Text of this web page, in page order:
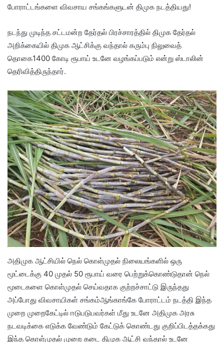
போராட்டங்களை விவசாய சங்கங்களுடன் திமுக நடத்தியது!
நடந்து முடிந்த சட்டமன்ற தேர்தல் பிரச்சாரத்தில் திமுக தேர்தல்
அறிக்கையில் திமுக ஆட்சிக்கு வந்தால் கரும்பு நிலுவைத்
தொகை1400 கோடி ரூபாய் உடனே வழங்கப்படும் என்று ஸ்டாலின்
தெரிவித்திருந்தார்.
அதிமுக ஆட்சியில் நெல் கொள்முதல் நிலையங்களில் ஒரு
மூட்டைக்கு 40 முதல் 50 ரூபாய் வரை பெற்றுக்கொண்டுதான் நெல்
மூடைகளை கொள்முதல் செய்வதாக குற்றச்சாட்டு இருந்தது
அப்போது விவசாயிகள் சங்கம்ஆங்காங்கே போராட்டம் நடத்தி இந்த
முறை முறைகேட்டில் ஈடுபடுபவர்கள் மீது உடனே அதிமுக அரசு
நடவடிக்கை எடுக்க வேண்டும் கேட்டுக் கொண்டது குறிப்பிடத்தக்கது
இந்த கொள்முதல் முறை கடை திமுக ஆட்சி வந்தால் உடனே